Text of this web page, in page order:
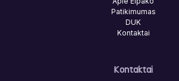
Patikimumas
DUK
Kontaktai
Kontaktai